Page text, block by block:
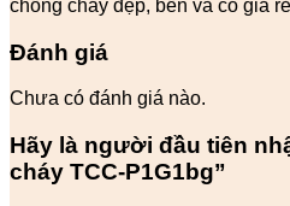
chống cháy đẹp, bền và có giá
Đánh giá
Chưa có đánh giá nào.
Hãy là người đầu tiên
cháy TCC-P1G1bg”